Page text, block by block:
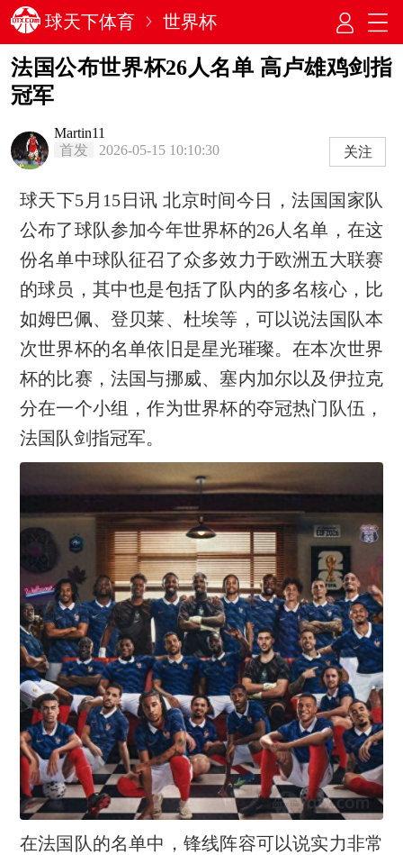
球天下体育 世界杯
法国公布世界杯26人名单 高卢雄鸡剑指
冠军
Martin11
首发
2026-05-15 10:10:30 关注
球天下5月15日讯 北京时间今日，法国国家队
公布了球队参加今年世界杯的26人名单，在这
份名单中球队征召了众多效力于欧洲五大联赛
的球员，其中也是包括了队内的多名核心，比
如姆巴佩、登贝莱、杜埃等，可以说法国队本
次世界杯的名单依旧是星光璀璨。在本次世界
杯的比赛，法国与挪威、塞内加尔以及伊拉克
分在一个小组，作为世界杯的夺冠热门队伍，
法国队剑指冠军。
在法国队的名单中，锋线阵容可以说实力非常